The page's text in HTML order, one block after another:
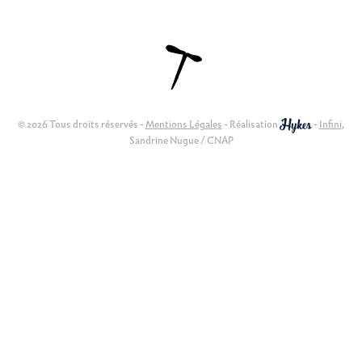
© 2026 Tous droits réservés -Mentions Légales - Réalisation - Infini,
Sandrine Nugue / CNAP